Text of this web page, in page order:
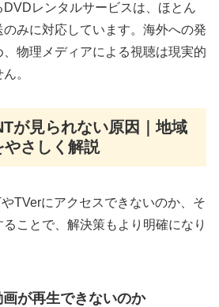
DVDレンタルサービスは、ほとん
みに対応しています。海外への発
物理メディアによる視聴は現実的
。
が見られない原因｜地域
さしく解説
TVerにアクセスできないのか、そ
ことで、解決策もより明確になり
が再生できないのか